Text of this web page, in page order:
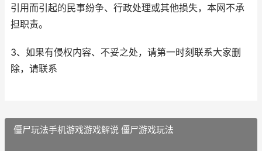
引用而引起的民事纷争、行政处理或其他损失，本网不承
担职责。
3、如果有侵权内容、不妥之处，请第一时刻联系大家删
除，请联系
僵尸玩法手机游戏游戏解说 僵尸游戏玩法